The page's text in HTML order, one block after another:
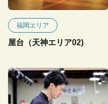
福岡エリア
屋台（天神エリア02)